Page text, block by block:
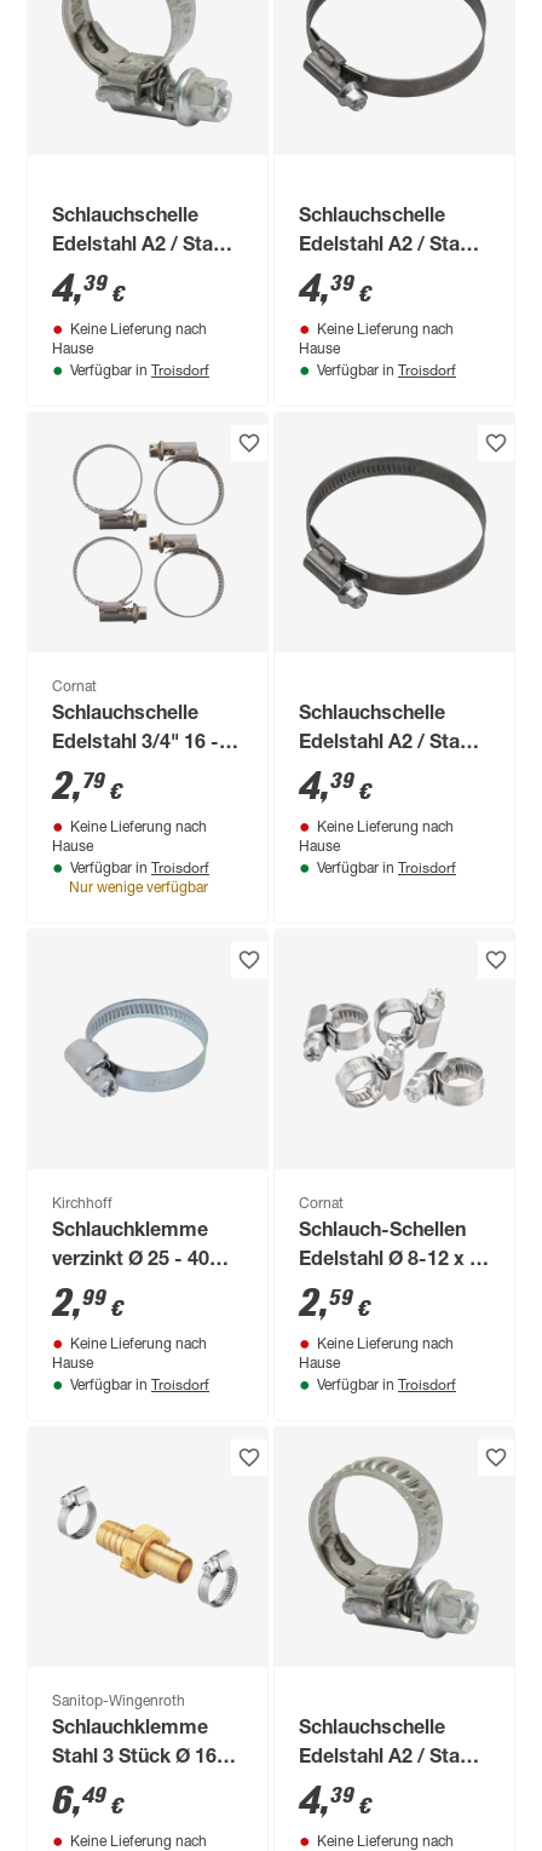
Schlauchschelle
Edelstahl A2 / Stahl
Ø 8-12 x 7,5 mm, 2
Stück
4,39 €
Keine Lieferung nach
Hause
Verfügbar in Troisdorf
Schlauchschelle
Edelstahl A2 / Stahl
Ø 12-22 x 9 mm, 2
Stück
4,39 €
Keine Lieferung nach
Hause
Verfügbar in Troisdorf
Cornat
Schlauchschelle
Edelstahl 3/4" 16 -
25 mm 4 Stück
2,79 €
Keine Lieferung nach
Hause
Verfügbar in Troisdorf
Nur wenige verfügbar
Schlauchschelle
Edelstahl A2 / Stahl
Ø 16-27 x 9 mm, 2
Stück
4,39 €
Keine Lieferung nach
Hause
Verfügbar in Troisdorf
Kirchhoff
Schlauchklemme
verzinkt Ø 25 - 40
mm, 2 Stück
2,99 €
Keine Lieferung nach
Hause
Verfügbar in Troisdorf
Cornat
Schlauch-Schellen
Edelstahl Ø 8-12 x 9
mm, 4 Stück
2,59 €
Keine Lieferung nach
Hause
Verfügbar in Troisdorf
Sanitop-Wingenroth
Schlauchklemme
Stahl 3 Stück Ø 16-
25 mm
6,49 €
Keine Lieferung nach
Schlauchschelle
Edelstahl A2 / Stahl
Ø 10-16 x 7,5 mm, 2
Stück
4,39 €
Keine Lieferung nach